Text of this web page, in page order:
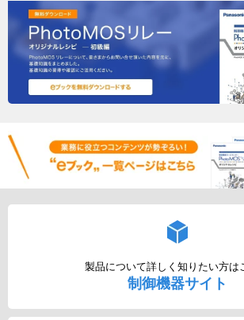
製品について詳しく知りたい方は
制御機器サイト